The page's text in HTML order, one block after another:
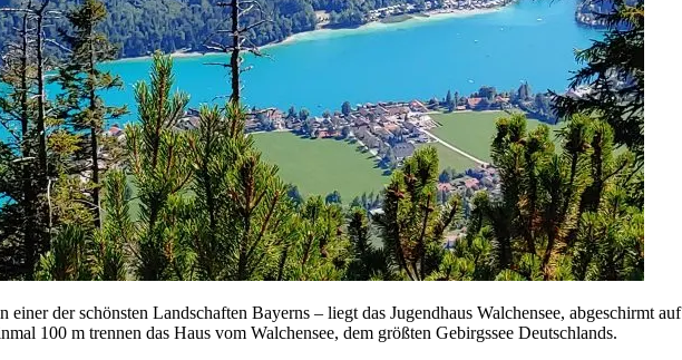
der schönsten Land­schaften Bayerns – liegt das Jugendhaus Walchensee, abgeschirmt auf
100 m trennen das Haus vom Walchen­see, dem größten Gebirgssee Deutschlands.